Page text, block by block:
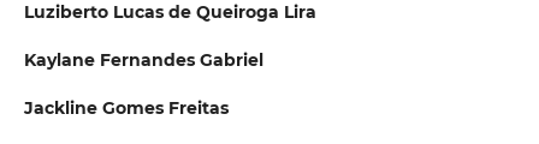
Luziberto Lucas de Queiroga Lira
Kaylane Fernandes Gabriel
Jackline Gomes Freitas